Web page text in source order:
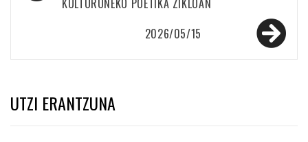
nabigatuKULTURUNEKO POETIKA ZIKLOAN
2026/05/15
UTZI ERANTZUNA